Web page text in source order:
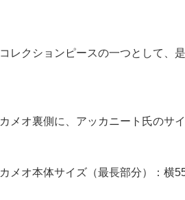
コレクションピースの一つとして、
カメオ裏側に、アッカニート氏のサ
カメオ本体サイズ（最長部分）：